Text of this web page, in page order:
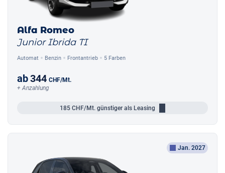
Alfa Romeo
Junior Ibrida TI
Automat Benzin Frontantrieb 5 Farben
ab344 CHF/Mt.
+ Anzahlung
185 CHF/Mt. günstiger als Leasing
Jan. 2027